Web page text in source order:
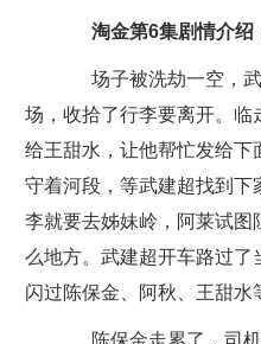
淘金第6集剧情介绍
场子被洗劫一空，武
场，收拾了行李要离开。临
给王甜水，让他帮忙发给
守着河段，等武建超找到
李就要去姊妹岭，阿莱试
么地方。武建超开车路过了
闪过陈保金、阿秋、王甜水
陈保金走累了，司机